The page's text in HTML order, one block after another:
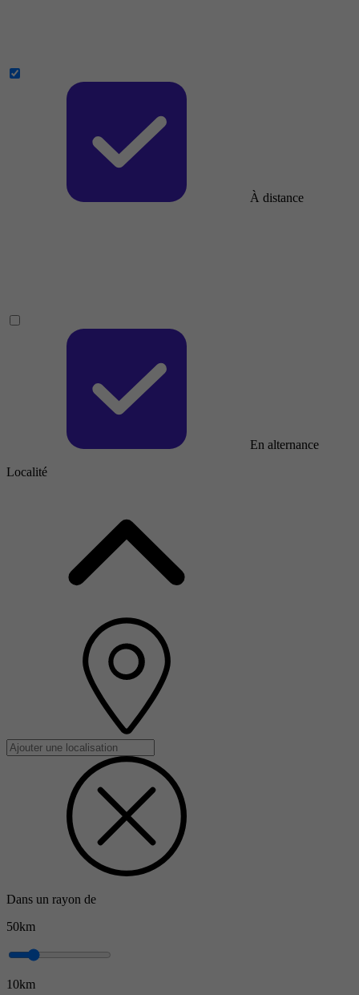
À distance
En alternance
Localité
Dans un rayon de
50km
10km